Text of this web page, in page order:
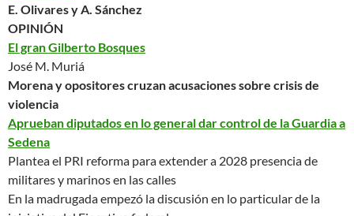
E. Olivares y A. Sánchez
OPINIÓN
El gran Gilberto Bosques
José M. Muriá
Morena y opositores cruzan acusaciones sobre crisis de
violencia
Aprueban diputados en lo general dar control de la Guardia a
Sedena
Plantea el PRI reforma para extender a 2028 presencia de
militares y marinos en las calles
En la madrugada empezó la discusión en lo particular de la